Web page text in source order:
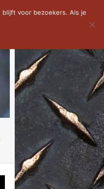
voor bezoekers. Als je